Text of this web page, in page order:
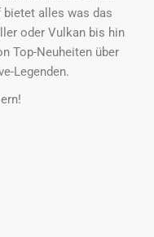
bietet alles was das
oder Vulkan bis hin
Top-Neuheiten über
Legenden.